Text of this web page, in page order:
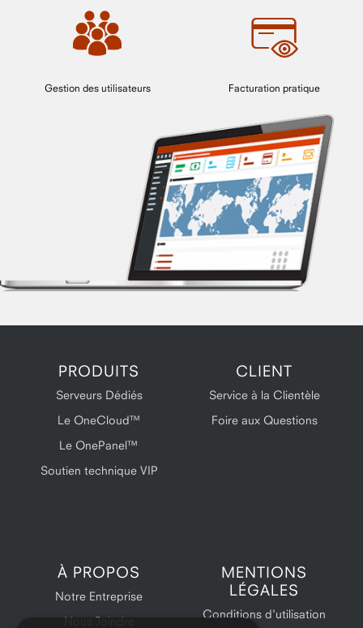
Gestion des utilisateurs Facturation pratique
PRODUITS
Serveurs Dédiés
Le OneCloud™
Le OnePanel™
Soutien technique VIP
CLIENT
Service à la Clientèle
Foire aux Questions
À PROPOS
Notre Entreprise
Nous Joindre
MENTIONS
LÉGALES
Conditions d'utilisation